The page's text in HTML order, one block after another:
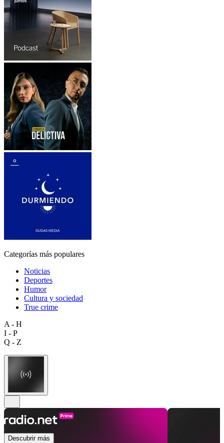
Categorías más populares
Noticias
Deportes
Humor
Cultura y sociedad
True crime
A - H
I - P
Q - Z
Descubrir más